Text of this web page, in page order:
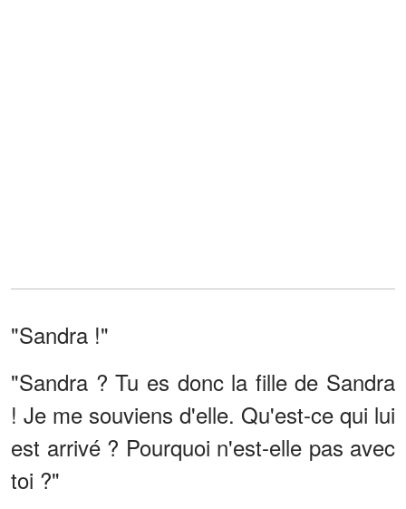
"Sandra !"
"Sandra ? Tu es donc la fille de Sandra
! Je me souviens d'elle. Qu'est-ce qui lui
est arrivé ? Pourquoi n'est-elle pas avec
toi ?"